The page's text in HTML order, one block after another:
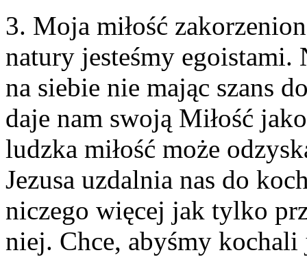
3. Moja miłość
natury jesteśmy egoistami.
na siebie nie mając szans
daje nam swoją Miłość
ludzka miłość może
Jezusa uzdalnia nas do
niczego więcej jak tylko
niej. Chce, abyśmy kochali